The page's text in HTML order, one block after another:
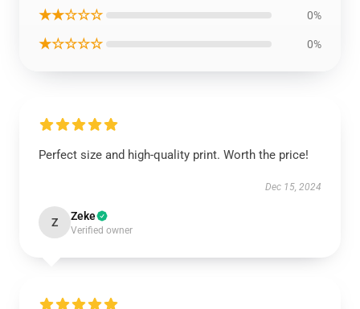
★★☆☆☆ 0%
★☆☆☆☆ 0%
Perfect size and high-quality print. Worth the price!
Dec 15, 2024
Z Zeke
Verified owner